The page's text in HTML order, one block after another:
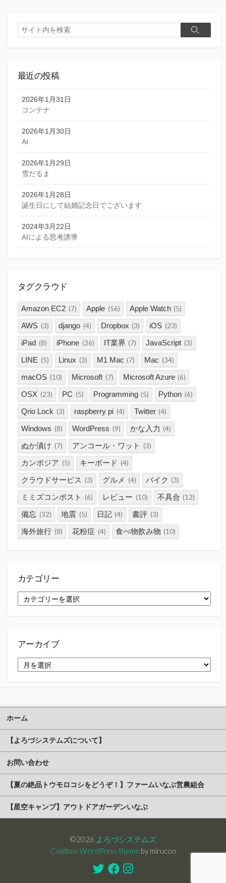
検
索
検
最近の投稿
2026年1月31日
コンテナ
2026年1月30日
AI
2026年1月29日
雪だるま
2026年1月28日
誕生日にして結婚記念日でございます
2024年3月22日
AIによる思考誘導
タグクラウド
Amazon EC2 (7) Apple (56) Apple Watch (5)
AWS (3) django (4) Dropbox (3) iOS (23)
iPad (8) iPhone (36) IT業界 (7) JavaScript (3)
LINE (5) Linux (3) M1 Mac (7) Mac (34)
macOS (10) Microsoft (7) Microsoft Azure (6)
OSX (23) PC (5) Programming (5) Python (6)
Qrio Lock (3) raspberry pi (4) Twitter (4)
Windows (8) WordPress (9) かな入力 (4)
ぬか漬け (7) アンコール・ワット (3)
カンボジア (5) キーボード (4)
クラウドサービス (3) グルメ (4) バイク (3)
ミミズコンポスト (6) レビュー (10) 不具合 (12)
備忘 (32) 地震 (5) 日記 (4) 書評 (3)
海外旅行 (8) 花粉症 (4) 食べ物飲み物 (10)
カテゴリー
テ
アーカイブ
ー
ホーム
【よろづシステムズについて】
お問い合わせ
【夏の絶品トウモロコシをどうぞ！】ファームいなぶ営農組合
【星空キャンプ】アウトドアガーデンいなぶ
©2026 よろづシステムズ
Coldbox WordPress theme by mirucon
TwitterFacebookInstagram